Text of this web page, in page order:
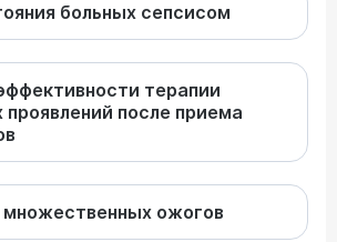
больных сепсисом
терапии
проявлений после приема
множественных ожогов